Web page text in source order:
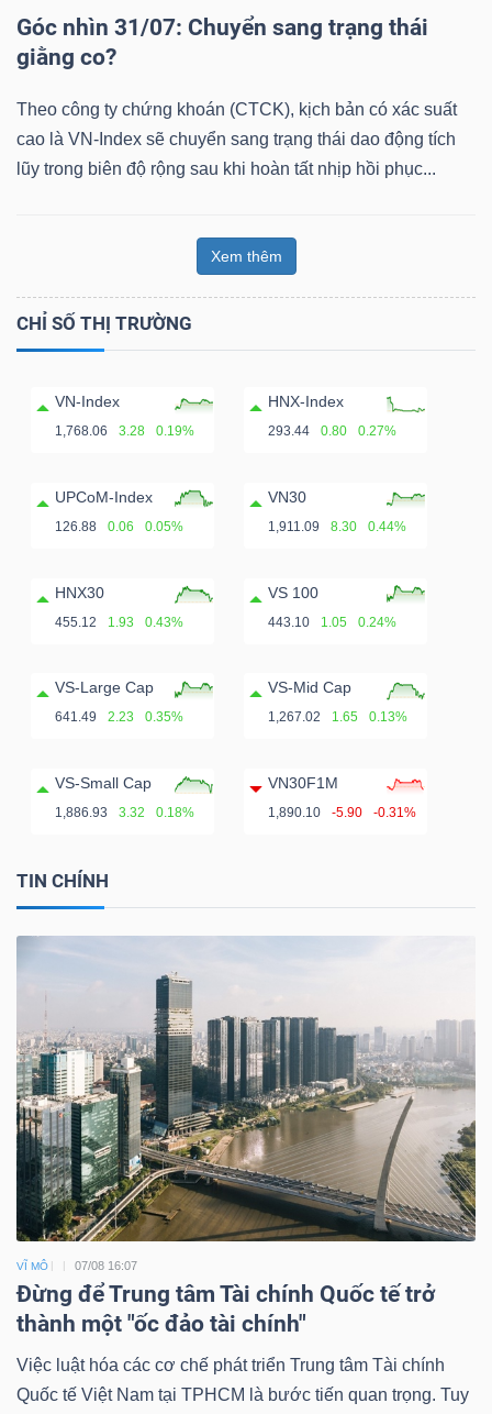
Góc nhìn 31/07: Chuyển sang trạng thái
giằng co?
Theo công ty chứng khoán (CTCK), kịch bản có xác suất
cao là VN-Index sẽ chuyển sang trạng thái dao động tích
lũy trong biên độ rộng sau khi hoàn tất nhịp hồi phục...
Xem thêm
CHỈ SỐ THỊ TRƯỜNG
VN-Index
1,768.06 3.28 0.19%
HNX-Index
293.44 0.80 0.27%
UPCoM-Index
126.88 0.06 0.05%
VN30
1,911.09 8.30 0.44%
HNX30
455.12 1.93 0.43%
VS 100
443.10 1.05 0.24%
VS-Large Cap
641.49 2.23 0.35%
VS-Mid Cap
1,267.02 1.65 0.13%
VS-Small Cap
1,886.93 3.32 0.18%
VN30F1M
1,890.10 -5.90 -0.31%
TIN CHÍNH
VĨ MÔ 07/08 16:07
Đừng để Trung tâm Tài chính Quốc tế trở
thành một "ốc đảo tài chính"
Việc luật hóa các cơ chế phát triển Trung tâm Tài chính
Quốc tế Việt Nam tại TPHCM là bước tiến quan trọng. Tuy